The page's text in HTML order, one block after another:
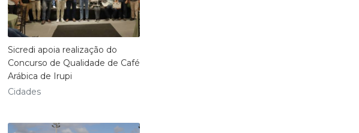
Sicredi apoia realização do
Concurso de Qualidade de Café
Arábica de Irupi
Cidades